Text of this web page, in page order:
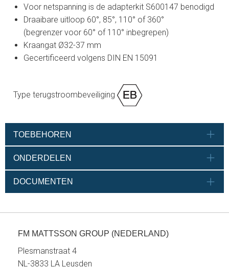
Voor netspanning is de adapterkit S600147 benodigd
Draaibare uitloop 60°, 85°, 110° of 360°
(begrenzer voor 60° of 110° inbegrepen)
Kraangat Ø32-37 mm
Gecertificeerd volgens DIN EN 15091
Type terugstroombeveiliging
TOEBEHOREN
ONDERDELEN
DOCUMENTEN
FM MATTSSON GROUP (NEDERLAND)
Plesmanstraat 4
NL-3833 LA Leusden